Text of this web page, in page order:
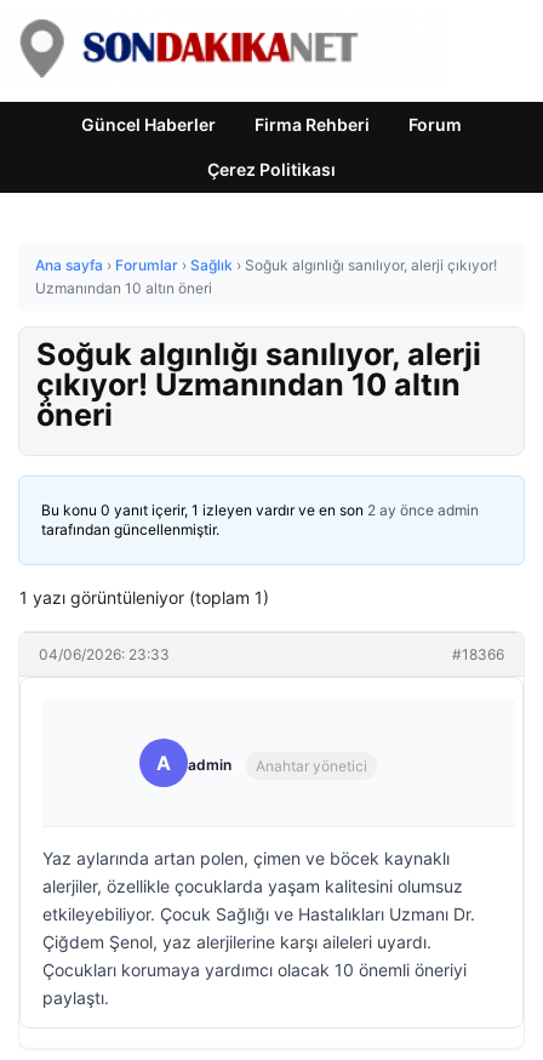
Güncel Haberler Firma Rehberi Forum
Çerez Politikası
Ana sayfa › Forumlar › Sağlık › Soğuk algınlığı sanılıyor, alerji çıkıyor!
Uzmanından 10 altın öneri
Soğuk algınlığı sanılıyor, alerji
çıkıyor! Uzmanından 10 altın
öneri
Bu konu 0 yanıt içerir, 1 izleyen vardır ve en son 2 ay önce admin
tarafından güncellenmiştir.
1 yazı görüntüleniyor (toplam 1)
04/06/2026: 23:33 #18366
A admin Anahtar yönetici
Yaz aylarında artan polen, çimen ve böcek kaynaklı
alerjiler, özellikle çocuklarda yaşam kalitesini olumsuz
etkileyebiliyor. Çocuk Sağlığı ve Hastalıkları Uzmanı Dr.
Çiğdem Şenol, yaz alerjilerine karşı aileleri uyardı.
Çocukları korumaya yardımcı olacak 10 önemli öneriyi
paylaştı.